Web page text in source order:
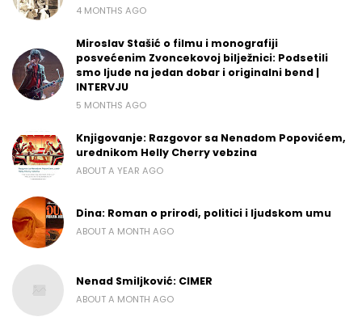
4 MONTHS AGO
Miroslav Stašić o filmu i monografiji
posvećenim Zvoncekovoj bilježnici: Podsetili
smo ljude na jedan dobar i originalni bend |
INTERVJU
5 MONTHS AGO
Knjigovanje: Razgovor sa Nenadom Popovićem,
urednikom Helly Cherry vebzina
ABOUT A YEAR AGO
Dina: Roman o prirodi, politici i ljudskom umu
ABOUT A MONTH AGO
Nenad Smiljković: CIMER
ABOUT A MONTH AGO